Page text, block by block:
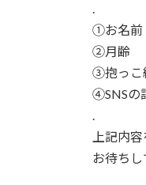
.
①お名前
②月齢
③抱っこ
④SNSの
.
上記内
お待ち